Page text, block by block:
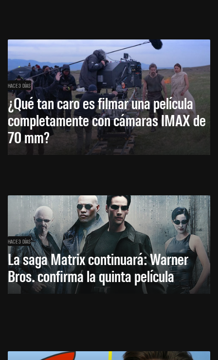
HACE 3 DÍAS
¿Qué tan caro es filmar una película
completamente con cámaras IMAX de
70 mm?
HACE 3 DÍAS
La saga Matrix continuará: Warner
Bros. confirma la quinta película